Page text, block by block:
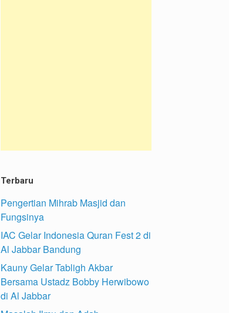
Terbaru
Pengertian Mihrab Masjid dan
Fungsinya
IAC Gelar Indonesia Quran Fest 2 di
Al Jabbar Bandung
Kauny Gelar Tabligh Akbar
Bersama Ustadz Bobby Herwibowo
di Al Jabbar